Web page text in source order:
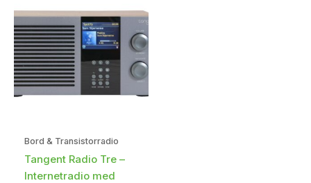
Bord & Transistorradio
Tangent Radio Tre –
Internetradio med